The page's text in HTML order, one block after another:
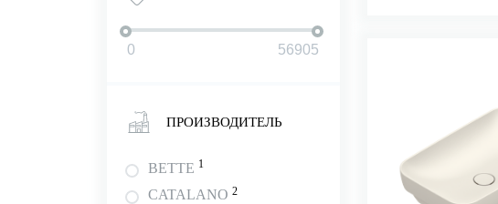
ПРОИЗВОДИТЕЛЬ
BETTE 1
CATALANO 2